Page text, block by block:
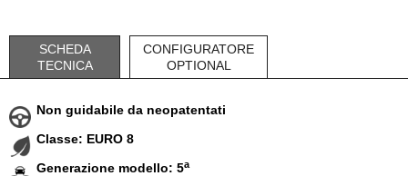
SCHEDA
TECNICA
CONFIGURATORE
OPTIONAL
Non guidabile da neopatentati
Classe: EURO 8
Generazione modello: 5a